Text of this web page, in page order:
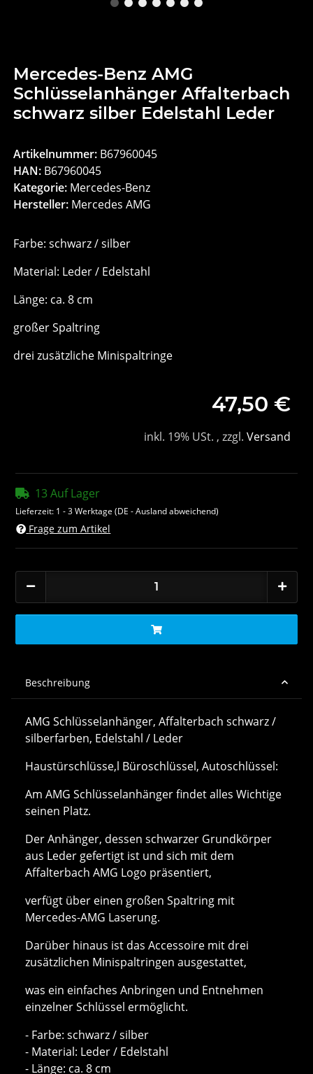
Mercedes-Benz AMG
Schlüsselanhänger Affalterbach
schwarz silber Edelstahl Leder
Artikelnummer: B67960045
HAN: B67960045
Kategorie: Mercedes-Benz
Hersteller: Mercedes AMG
Farbe: schwarz / silber
Material: Leder / Edelstahl
Länge: ca. 8 cm
großer Spaltring
drei zusätzliche Minispaltringe
47,50 €
inkl. 19% USt. , zzgl. Versand
13 Auf Lager
Lieferzeit: 1 - 3 Werktage(DE - Ausland abweichend)
Frage zum Artikel
Beschreibung
AMG Schlüsselanhänger, Affalterbach schwarz /
silberfarben, Edelstahl / Leder
Haustürschlüsse,l Büroschlüssel, Autoschlüssel:
Am AMG Schlüsselanhänger findet alles Wichtige
seinen Platz.
Der Anhänger, dessen schwarzer Grundkörper
aus Leder gefertigt ist und sich mit dem
Affalterbach AMG Logo präsentiert,
verfügt über einen großen Spaltring mit
Mercedes-AMG Laserung.
Darüber hinaus ist das Accessoire mit drei
zusätzlichen Minispaltringen ausgestattet,
was ein einfaches Anbringen und Entnehmen
einzelner Schlüssel ermöglicht.
- Farbe: schwarz / silber
- Material: Leder / Edelstahl
- Länge: ca. 8 cm